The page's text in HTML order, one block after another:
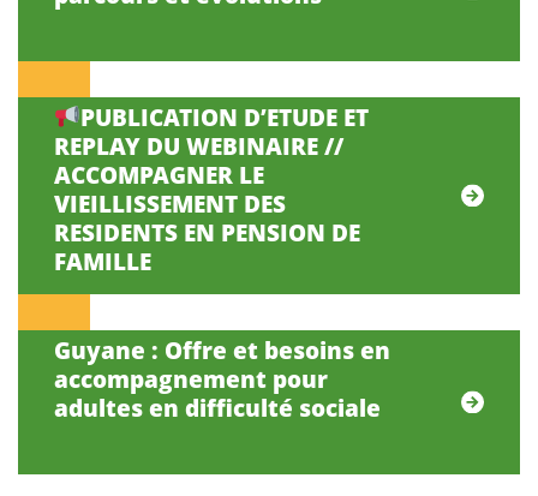
PUBLICATION D’ETUDE ET
REPLAY DU WEBINAIRE //
ACCOMPAGNER LE
VIEILLISSEMENT DES
RESIDENTS EN PENSION DE
FAMILLE
Guyane : Offre et besoins en
accompagnement pour
adultes en difficulté sociale